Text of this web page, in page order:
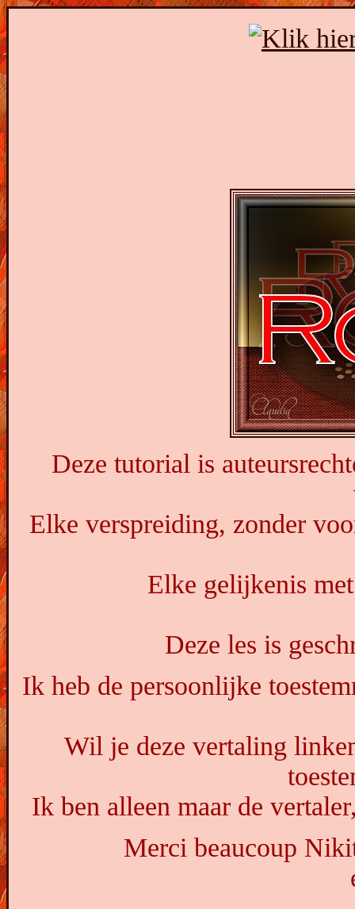
Deze tutorial is
Elke verspreiding, zonder
Elke gelijkenis
Deze les is
Ik heb de persoonlijke
Wil je deze vertaling
Ik ben alleen maar de
Merci beaucoup